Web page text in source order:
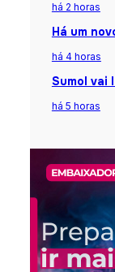
há 2 horas
Há um
há 4 horas
Sumol vai
há 5 horas